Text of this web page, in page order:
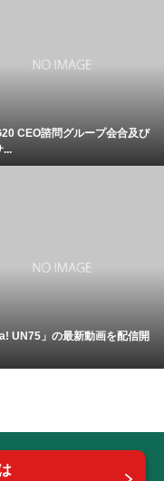
CEO諮問グループ会合及び
...
UN75」の最新動画を配信開